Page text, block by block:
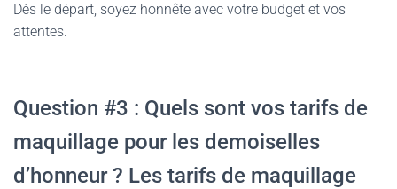
Dès le départ, soyez honnête avec votre budget et vos
attentes.
Question #3 : Quels sont vos tarifs de
maquillage pour les demoiselles
d’honneur ? Les tarifs de maquillage